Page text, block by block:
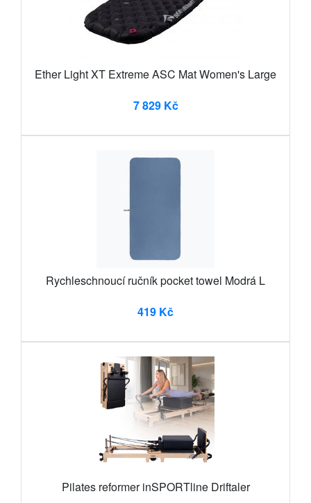
Ether Light XT Extreme ASC Mat Women's Large
7 829 Kč
Rychleschnoucí ručník pocket towel Modrá L
419 Kč
Pilates reformer inSPORTline Driftaler